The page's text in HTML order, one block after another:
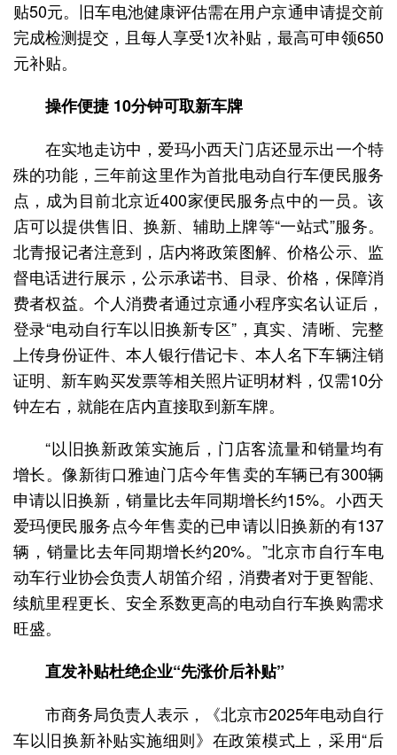
贴50元。旧车电池健康评估需在用户京通申请提交前
完成检测提交，且每人享受1次补贴，最高可申领650
元补贴。
操作便捷 10分钟可取新车牌
在实地走访中，爱玛小西天门店还显示出一个特
殊的功能，三年前这里作为首批电动自行车便民服务
点，成为目前北京近400家便民服务点中的一员。该
店可以提供售旧、换新、辅助上牌等“一站式”服务。
北青报记者注意到，店内将政策图解、价格公示、监
督电话进行展示，公示承诺书、目录、价格，保障消
费者权益。个人消费者通过京通小程序实名认证后，
登录“电动自行车以旧换新专区”，真实、清晰、完整
上传身份证件、本人银行借记卡、本人名下车辆注销
证明、新车购买发票等相关照片证明材料，仅需10分
钟左右，就能在店内直接取到新车牌。
“以旧换新政策实施后，门店客流量和销量均有
增长。像新街口雅迪门店今年售卖的车辆已有300辆
申请以旧换新，销量比去年同期增长约15%。小西天
爱玛便民服务点今年售卖的已申请以旧换新的有137
辆，销量比去年同期增长约20%。”北京市自行车电
动车行业协会负责人胡笛介绍，消费者对于更智能、
续航里程更长、安全系数更高的电动自行车换购需求
旺盛。
直发补贴杜绝企业“先涨价后补贴”
市商务局负责人表示，《北京市2025年电动自行
车以旧换新补贴实施细则》在政策模式上，采用“后